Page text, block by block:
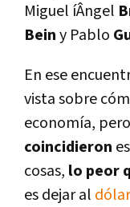
Miguel íÂngel
Beiny Pablo
En ese
vista sobre
economí­a,
coincidieron
cosas, lo peor
es dejar al dólar